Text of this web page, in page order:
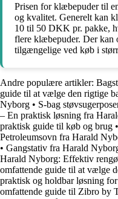
Prisen for klæbepuder til
og kvalitet. Generelt kan
10 til 50 DKK pr. pakke,
flere klæbepuder. Der kan
tilgængelige ved køb i
Andre populære artikler:
guide til at vælge den rigtige
Nyborg • S-bag
– En praktisk løsning fra
praktisk guide til køb og brug •
Petroleumsovn fra Harald
• Gangstativ fra Harald
Harald Nyborg: Effektiv
omfattende guide til at vælge
praktisk og holdbar løsning
omfattende guide til Zibro by